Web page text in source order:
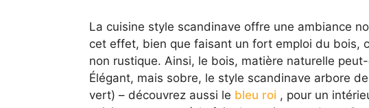
La cuisine style scandinave offre une ambiance
cet effet, bien que faisant un fort emploi du bois,
non rustique. Ainsi, le bois, matière naturelle
Élégant, mais sobre, le style scandinave arbore
vert) – découvrez aussi le bleu roi, pour un